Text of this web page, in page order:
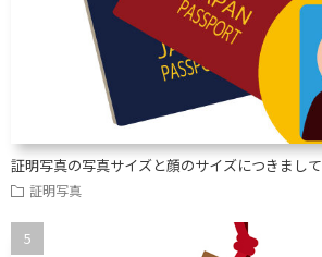
証明写真の写真サイズと顔のサイズにつきまして
証明写真